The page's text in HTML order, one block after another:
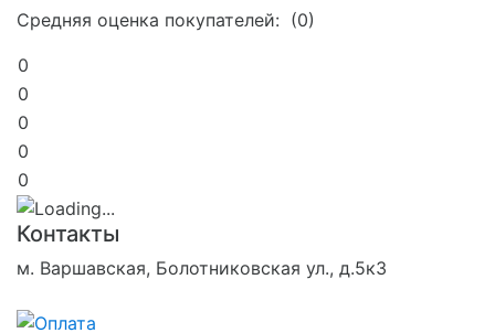
Средняя оценка покупателей: (0)
0
0
0
0
0
Контакты
м. Варшавская, Болотниковская ул., д.5к3